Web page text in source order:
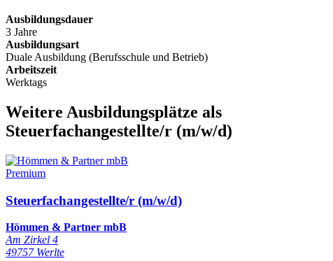
Ausbildungsdauer
3 Jahre
Ausbildungsart
Duale Ausbildung (Berufsschule und Betrieb)
Arbeitszeit
Werktags
Weitere Ausbildungsplätze als
Steuerfachangestellte/r (m/w/d)
Premium
Steuerfachangestellte/r (m/w/d)
Hömmen & Partner mbB
Am Zirkel 4
49757 Werlte